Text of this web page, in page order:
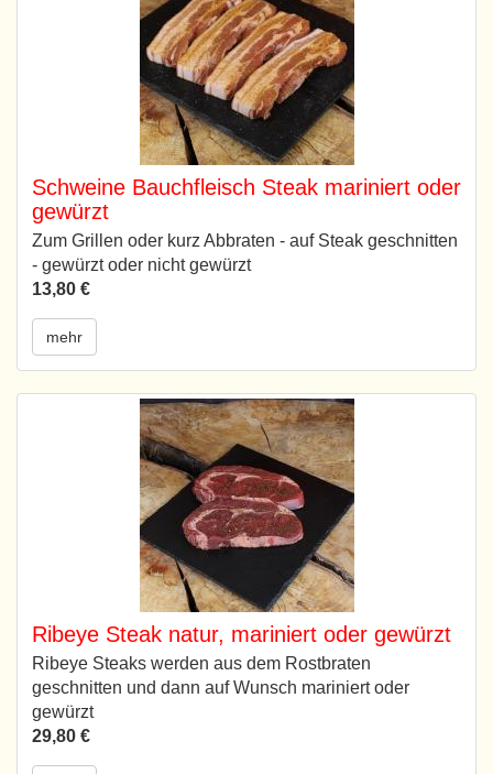
Schweine Bauchfleisch Steak mariniert oder
gewürzt
Zum Grillen oder kurz Abbraten - auf Steak geschnitten
- gewürzt oder nicht gewürzt
13,80 €
mehr
Ribeye Steak natur, mariniert oder gewürzt
Ribeye Steaks werden aus dem Rostbraten
geschnitten und dann auf Wunsch mariniert oder
gewürzt
29,80 €